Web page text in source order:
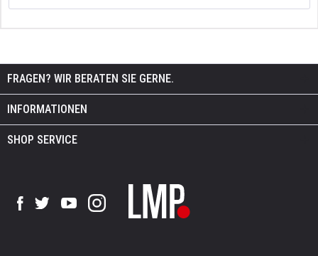
FRAGEN? WIR BERATEN SIE GERNE.
INFORMATIONEN
SHOP SERVICE